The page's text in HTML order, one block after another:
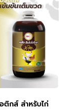
ติกส์ สำหรับไก่